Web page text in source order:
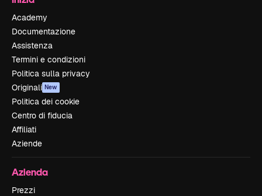
Academy
Documentazione
Assistenza
Termini e condizioni
Politica sulla privacy
Originali New
Politica dei cookie
Centro di fiducia
Affiliati
Aziende
Azienda
Prezzi